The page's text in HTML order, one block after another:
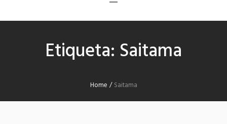
Etiqueta: Saitama
Home /Saitama